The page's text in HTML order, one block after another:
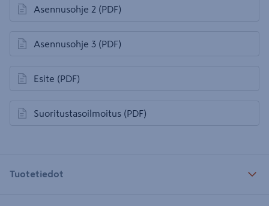
Asennusohje 2 (PDF)
avautuu uuteen välilehteen
Asennusohje 3 (PDF)
avautuu uuteen välilehteen
Esite (PDF)
avautuu uuteen välilehteen
Suoritustasoilmoitus (PDF)
avautuu uuteen välilehteen
Tuotetiedot